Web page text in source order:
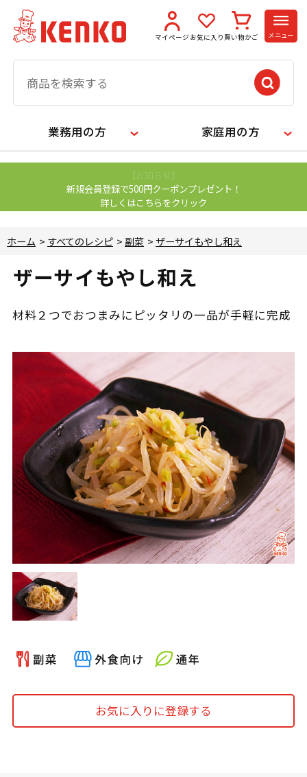
マイページ お気に入り 買い物かご メニュー
業務用の方 家庭用の方
【お知らせ】
新規会員登録で500円クーポンプレゼント！
詳しくはこちらをクリック
ホーム > すべてのレシピ > 副菜 >ザーサイもやし和え
ザーサイもやし和え
材料２つでおつまみにピッタリの一品が手軽に完成
お気に入りに登録する